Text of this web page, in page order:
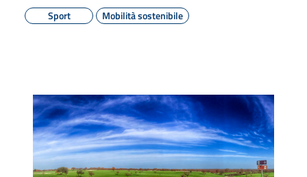
Sport
Mobilità sostenibile